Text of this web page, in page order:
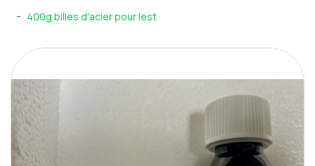
400g billes d'acier pour lest